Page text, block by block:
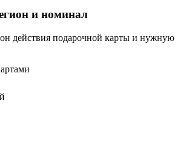
и номинал
действия подарочной карты и нужную